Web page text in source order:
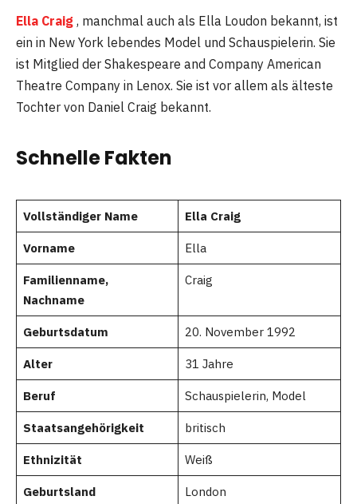
Ella Craig , manchmal auch als Ella Loudon bekannt, ist
ein in New York lebendes Model und Schauspielerin. Sie
ist Mitglied der Shakespeare and Company American
Theatre Company in Lenox. Sie ist vor allem als älteste
Tochter von Daniel Craig bekannt.
Schnelle Fakten
Vollständiger Name Ella Craig
Vorname Ella
Familienname,
Nachname
Craig
Geburtsdatum 20. November 1992
Alter 31 Jahre
Beruf Schauspielerin, Model
Staatsangehörigkeit britisch
Ethnizität Weiß
Geburtsland London